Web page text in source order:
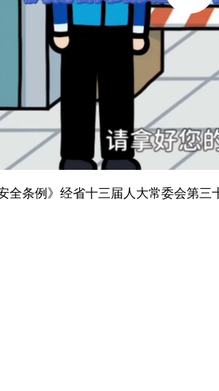
例》经省十三届人大常委会第三